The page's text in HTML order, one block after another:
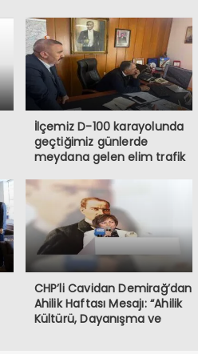
İlçemiz D-100 karayolunda
geçtiğimiz günlerde
meydana gelen elim trafik
kaybetmiş bulunmaktayız.
Öncelikle hayatını
kaybeden vatandaşlarımıza
Allah’tan rahmet, ailelerine
ve sevenlerine başsağlığı
diliyorum.
CHP’li Cavidan Demirağ’dan
Ahilik Haftası Mesajı: “Ahilik
Kültürü, Dayanışma ve